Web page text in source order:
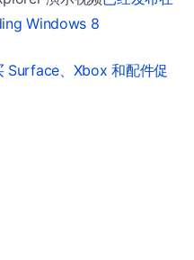
Windows 8
Surface、Xbox 和配件促